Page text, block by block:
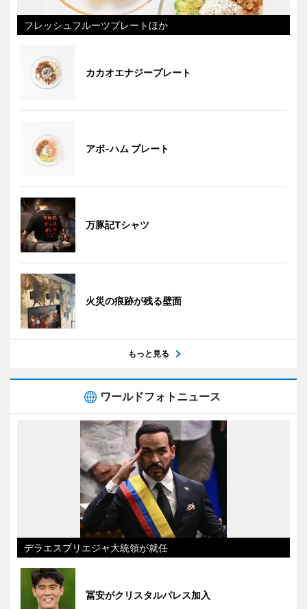
フレッシュフルーツプレートほか
カカオエナジープレート
アボ-ハム プレート
万豚記Tシャツ
火災の痕跡が残る壁面
もっと見る
ワールドフォトニュース
デラエスプリエジャ大統領が就任
冨安がクリスタルパレス加入